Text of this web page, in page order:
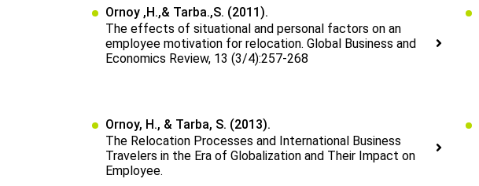
Ornoy ,H.,& Tarba.,S. (2011).
The effects of situational and personal factors on an
employee motivation for relocation. Global Business and
Economics Review, 13 (3/4):257-268
Ornoy, H., & Tarba, S. (2013).
The Relocation Processes and International Business
Travelers in the Era of Globalization and Their Impact on
Employee.